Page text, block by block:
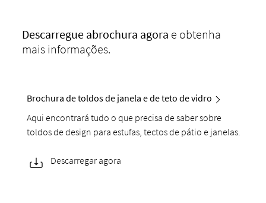
Descarregue abrochura agora e obtenha
mais informações.
Brochura de toldos de janela e de teto de vidro
Aqui encontrará tudo o que precisa de saber sobre
toldos de design para estufas, tectos de pátio e janelas.
Descarregar agora